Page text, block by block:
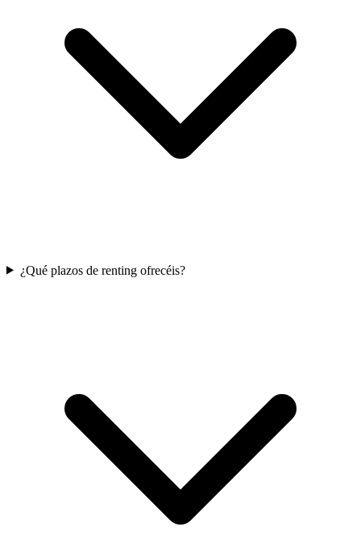
¿Qué plazos de renting ofrecéis?